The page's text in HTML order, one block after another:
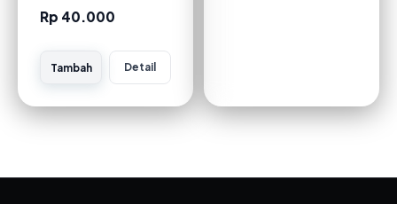
Rp 40.000
Tambah Detail